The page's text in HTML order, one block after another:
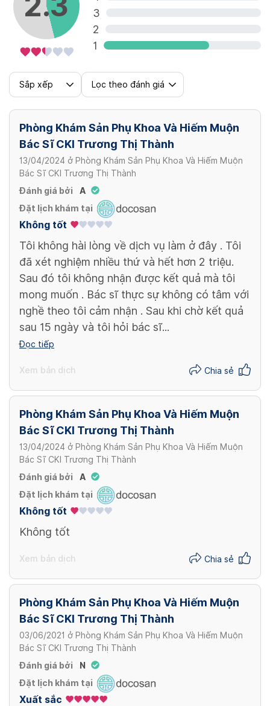
Áp lạnh CTC
1,500,000 VND
500,000 VND
Đặt thuốc âm đạo
50,000 VND
Phá thai bằng thuốc < 6 tuần
1,300,000 VND
1,300,000 VND
3
2
1
Sắp xếp Lọc theo đánh giá
Phòng Khám Sản Phụ Khoa Và Hiếm Muộn
Bác Sĩ CKI Trương Thị Thành
13/04/2024 ở Phòng Khám Sản Phụ Khoa Và Hiếm Muộn
Bác Sĩ CKI Trương Thị Thành
Đánh giá bởi
A
Đặt lịch khám tại
Không tốt
Tôi không hài lòng về dịch vụ làm ở đây . Tôi
đã xét nghiệm nhiều thứ và hết hơn 2 triệu.
Sau đó tôi không nhận được kết quả mà tôi
mong muốn . Bác sĩ thực sự không có tâm với
nghề theo tôi cảm nhận . Sau khi chờ kết quả
sau 15 ngày và tôi hỏi bác sĩ...
Đọc tiếp
Xem bản dịch Chia sẻ
Phòng Khám Sản Phụ Khoa Và Hiếm Muộn
Bác Sĩ CKI Trương Thị Thành
13/04/2024 ở Phòng Khám Sản Phụ Khoa Và Hiếm Muộn
Bác Sĩ CKI Trương Thị Thành
Đánh giá bởi
A
Đặt lịch khám tại
Không tốt
Không tốt
Xem bản dịch Chia sẻ
Phòng Khám Sản Phụ Khoa Và Hiếm Muộn
Bác Sĩ CKI Trương Thị Thành
03/06/2021 ở Phòng Khám Sản Phụ Khoa Và Hiếm Muộn
Bác Sĩ CKI Trương Thị Thành
Đánh giá bởi
N
Đặt lịch khám tại
Xuất sắc